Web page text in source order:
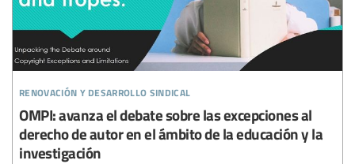
renovación y desarrollo sindical
OMPI: avanza el debate sobre las excepciones al
derecho de autor en el ámbito de la educación y la
investigación